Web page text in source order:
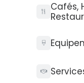
Cafés,